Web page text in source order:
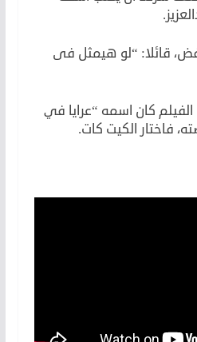
قائلا: “لو هيمثل فى
كان اسمه “عرايا في
فاختار الكيت كات.